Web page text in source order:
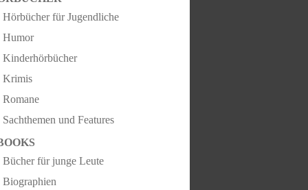
Hörbücher für Jugendliche
Humor
Kinderhörbücher
Krimis
Romane
Sachthemen und Features
Bücher für junge Leute
Biographien